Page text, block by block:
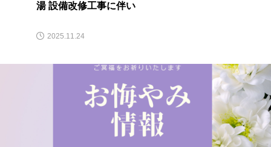
湯 設備改修工事に伴い
2025.11.24